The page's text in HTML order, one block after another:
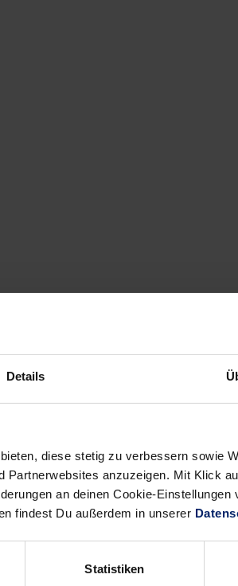
Details
diese stetig zu verbessern sowie
anzuzeigen. Mit Klick
an deinen Cookie-Einstellungen
findest Du außerdem in unserer
Statistiken